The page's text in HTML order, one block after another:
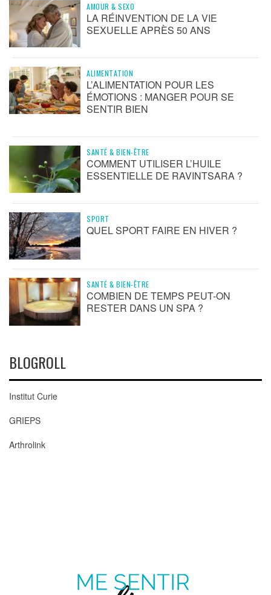
AMOUR & SEXO
LA RÉINVENTION DE LA VIE
SEXUELLE APRÈS 50 ANS
ALIMENTATION
L’ALIMENTATION POUR LES
ÉMOTIONS : MANGER POUR SE
SENTIR BIEN
SANTÉ & BIEN-ÊTRE
COMMENT UTILISER L’HUILE
ESSENTIELLE DE RAVINTSARA ?
SPORT
QUEL SPORT FAIRE EN HIVER ?
SANTÉ & BIEN-ÊTRE
COMBIEN DE TEMPS PEUT-ON
RESTER DANS UN SPA ?
BLOGROLL
Institut Curie
GRIEPS
Arthrolink